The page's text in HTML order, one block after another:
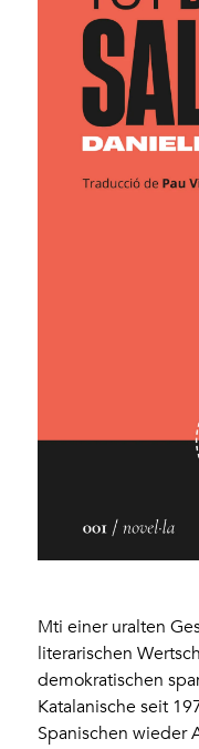
Mti einer uralten
literarischen
demokratischen
Katalanische seit
Spanischen wieder